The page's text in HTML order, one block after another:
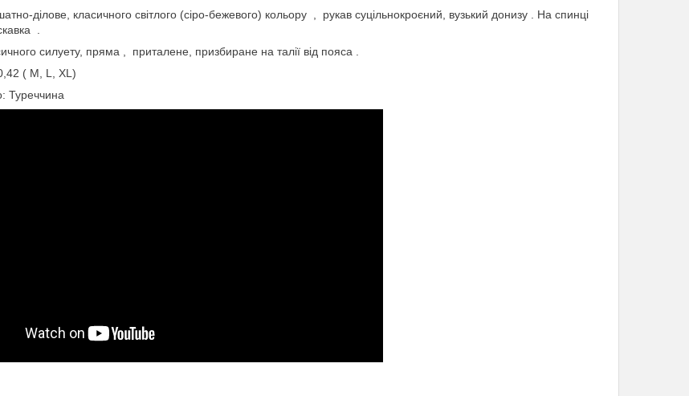
ділове, класичного світлого (сіро-бежевого) кольору , рукав суцільнокроєний, вузький донизу . На спинці
.
силуету, пряма , приталене, призбиране на талії від пояса .
( М, L, XL)
Туреччина